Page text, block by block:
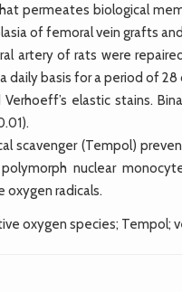
permeates biological
of femoral vein grafts
artery of rats were
daily basis for a period of
elastic stains.
scavenger (Tempol)
nuclear
radicals.
oxygen species; Tempol;